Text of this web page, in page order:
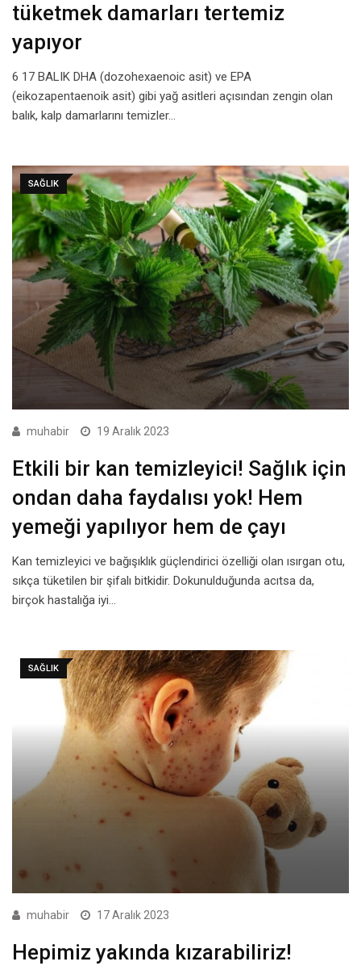
tüketmek damarları tertemiz
yapıyor
6 17 BALIK DHA (dozohexaenoic asit) ve EPA
(eikozapentaenoik asit) gibi yağ asitleri açısından zengin olan
balık, kalp damarlarını temizler…
SAĞLIK
muhabir 19 Aralık 2023
Etkili bir kan temizleyici! Sağlık için
ondan daha faydalısı yok! Hem
yemeği yapılıyor hem de çayı
Kan temizleyici ve bağışıklık güçlendirici özelliği olan ısırgan otu,
sıkça tüketilen bir şifalı bitkidir. Dokunulduğunda acıtsa da,
birçok hastalığa iyi…
SAĞLIK
muhabir 17 Aralık 2023
Hepimiz yakında kızarabiliriz!